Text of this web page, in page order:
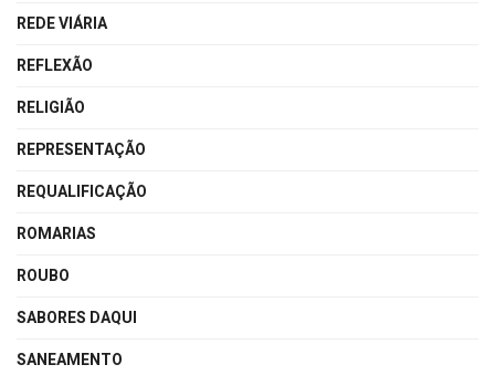
REDE VIÁRIA
REFLEXÃO
RELIGIÃO
REPRESENTAÇÃO
REQUALIFICAÇÃO
ROMARIAS
ROUBO
SABORES DAQUI
SANEAMENTO